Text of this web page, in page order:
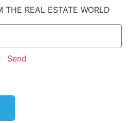
THE REAL ESTATE WORLD
Send